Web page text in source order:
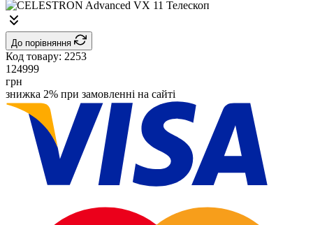
До порівняння
Код товару: 2253
124999
грн
знижка 2% при замовленні на сайті